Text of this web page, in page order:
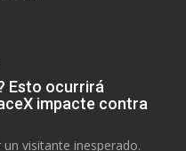
Esto ocurrirá
impacte contra
visitante inesperado.